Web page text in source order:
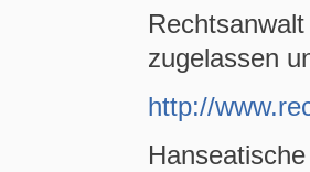
zugelassen
http://